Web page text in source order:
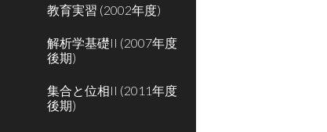
教育実習 (2002年度)
解析学基礎II (2007年度
後期)
集合と位相II (2011年度
後期)